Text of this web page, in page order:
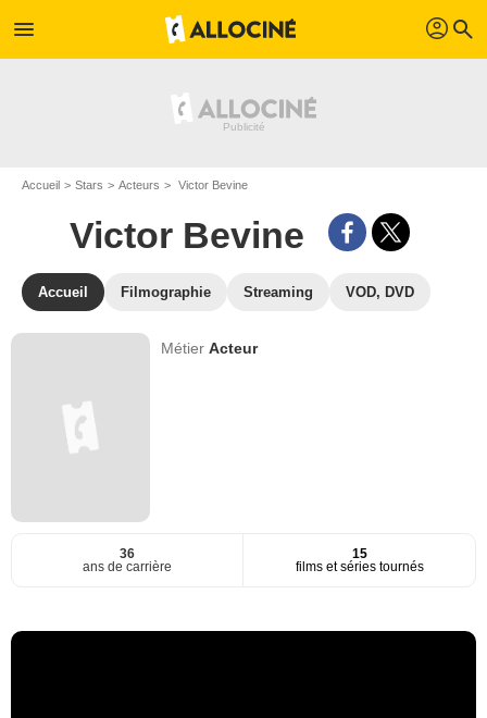
menu profil search
Accueil Stars Acteurs Victor Bevine
Victor Bevine
Accueil Filmographie Streaming VOD, DVD
MétierActeur
36
ans de carrière
15
films et séries tournés